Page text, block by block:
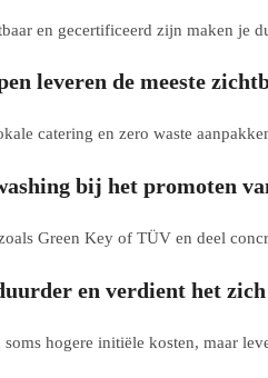
en gecertificeerd zijn maken je
leveren de meeste
catering en zero waste
bij het promoten
Green Key of TÜV en deel
en verdient het
hogere initiële kosten, maar